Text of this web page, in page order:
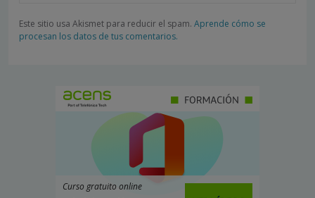
Este sitio usa Akismet para reducir el spam. Aprende cómo se
procesan los datos de tus comentarios.
Curso gratuito online